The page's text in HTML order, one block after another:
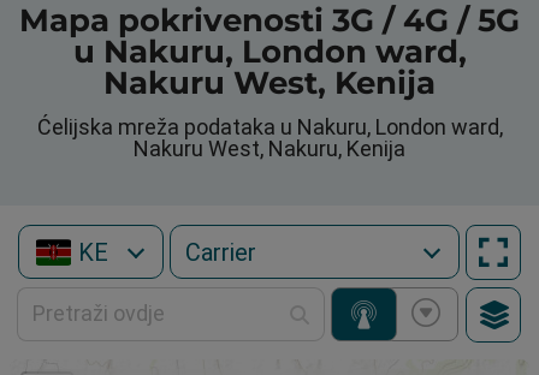
Mapa pokrivenosti 3G / 4G / 5G
u Nakuru, London ward,
Nakuru West, Kenija
Ćelijska mreža podataka u Nakuru, London ward,
Nakuru West, Nakuru, Kenija
KE